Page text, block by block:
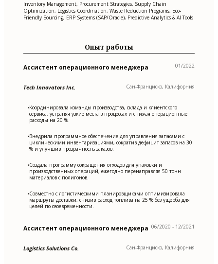
Inventory Management, Procurement Strategies, Supply Chain
Optimization, Logistics Coordination, Waste Reduction Programs, Eco-
Friendly Sourcing, ERP Systems (SAP/Oracle), Predictive Analytics & AI Tools
Опыт работы
Ассистент операционного менеджера 01/2022
Tech Innovators Inc. Сан-Франциско, Калифорния
•Координировала команды производства, склада и клиентского
сервиса, устраняя узкие места в процессах и снижая операционные
расходы на 20 %.
•Внедрила программное обеспечение для управления запасами с
циклическими инвентаризациями, сократив дефицит запасов на 30
% и улучшив прозрачность заказов.
•Создала программу сокращения отходов для упаковки и
производственных операций, ежегодно перенаправляя 50 тонн
материалов с полигонов.
•Совместно с логистическими планировщиками оптимизировала
маршруты доставки, снизив расход топлива на 25 % без ущерба для
целей по своевременности.
Ассистент операционного менеджера 06/2020 - 12/2021
Logistics Solutions Co. Сан-Франциско, Калифорния